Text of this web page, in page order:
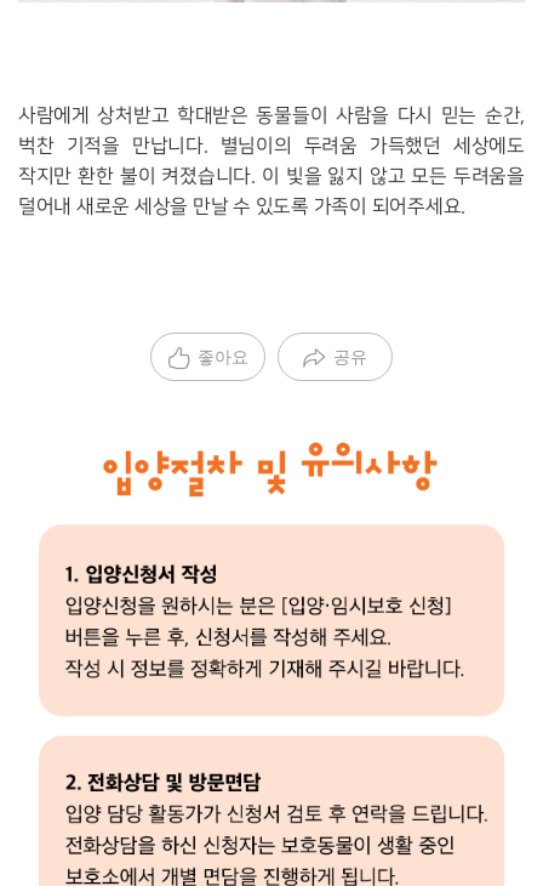
사람에게 상처받고 학대받은 동물들이 사람을 다시 믿는 순간,
벅찬 기적을 만납니다. 별님이의 두려움 가득했던 세상에도
작지만 환한 불이 켜졌습니다. 이 빛을 잃지 않고 모든 두려움을
덜어내 새로운 세상을 만날 수 있도록 가족이 되어주세요.
좋아요 공유